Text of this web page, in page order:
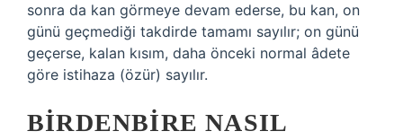
sonra da kan görmeye devam ederse, bu kan, on
günü geçmediği takdirde tamamı sayılır; on günü
geçerse, kalan kısım, daha önceki normal âdete
göre istihaza (özür) sayılır.
BIRDENBIRE NASIL